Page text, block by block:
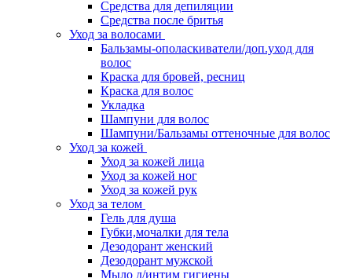
Средства для депиляции
Средства после бритья
Уход за волосами
Бальзамы-ополаскиватели/доп.уход для
волос
Краска для бровей, ресниц
Краска для волос
Укладка
Шампуни для волос
Шампуни/Бальзамы оттеночные для волос
Уход за кожей
Уход за кожей лица
Уход за кожей ног
Уход за кожей рук
Уход за телом
Гель для душа
Губки,мочалки для тела
Дезодорант женский
Дезодорант мужской
Мыло д/интим гигиены